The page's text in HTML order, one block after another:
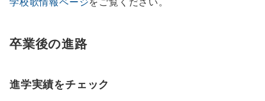
卒業後の進路
進学実績をチェック